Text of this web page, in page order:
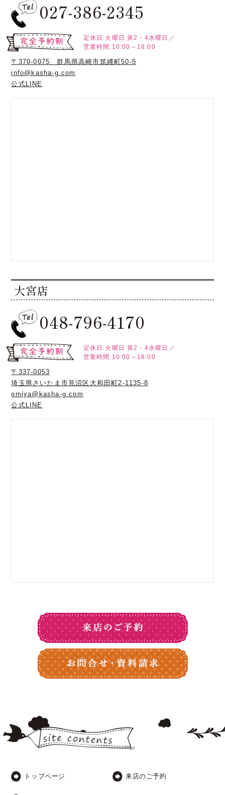
027-386-2345
定休日:火曜日 第2・4水曜日／
営業時間:10:00～18:00
〒370-0075 群馬県高崎市筑縄町50-5
info@kasha-g.com
公式LINE
大宮店
048-796-4170
定休日:火曜日 第2・4水曜日／
営業時間:10:00～18:00
〒337-0053
埼玉県さいたま市見沼区大和田町2-1135-8
omiya@kasha-g.com
公式LINE
トップページ 来店のご予約